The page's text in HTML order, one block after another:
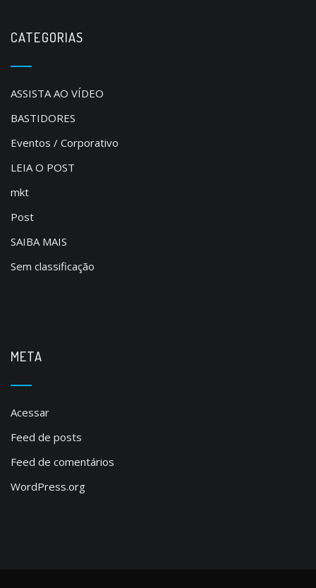
CATEGORIAS
ASSISTA AO VÍDEO
BASTIDORES
Eventos / Corporativo
LEIA O POST
mkt
Post
SAIBA MAIS
Sem classificação
META
Acessar
Feed de posts
Feed de comentários
WordPress.org